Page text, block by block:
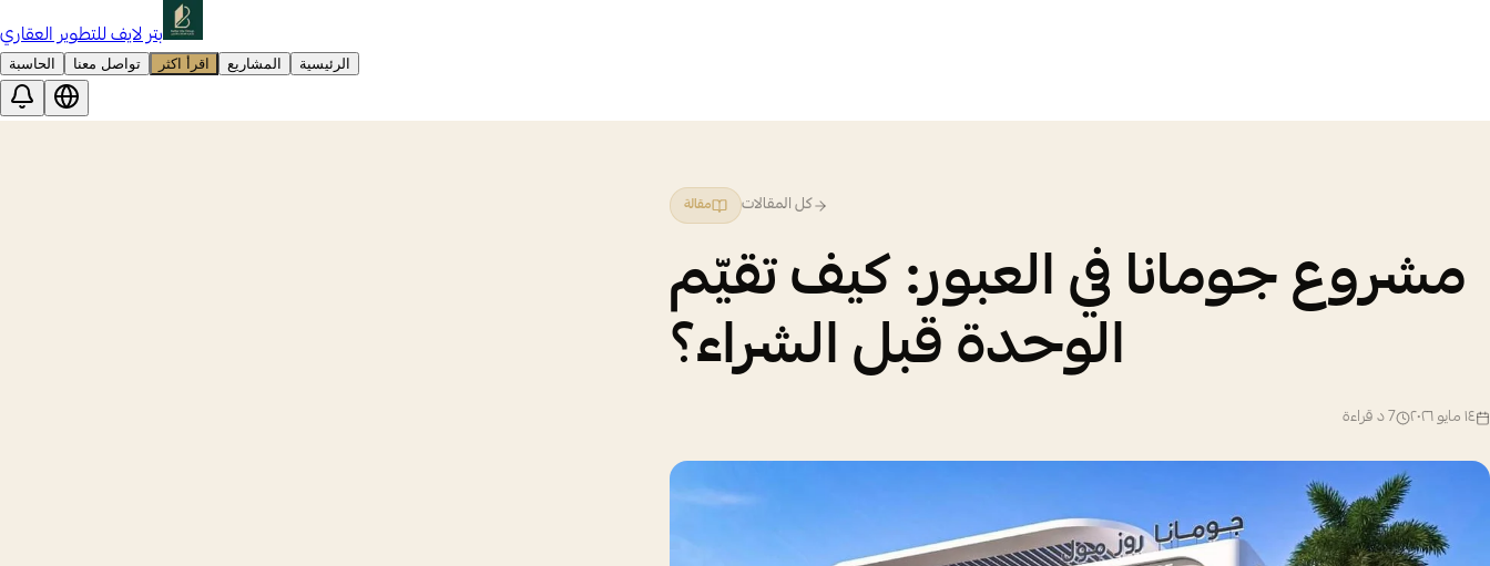
بتر لايف للتطوير العقاري
الرئيسية المشاريع اقرأ اكثر تواصل معنا الحاسبة
كل المقالات مقالة
مشروع جومانا في العبور: كيف تقيّم
الوحدة قبل الشراء؟
١٤ مايو ٢٠٢٦ 7د قراءة